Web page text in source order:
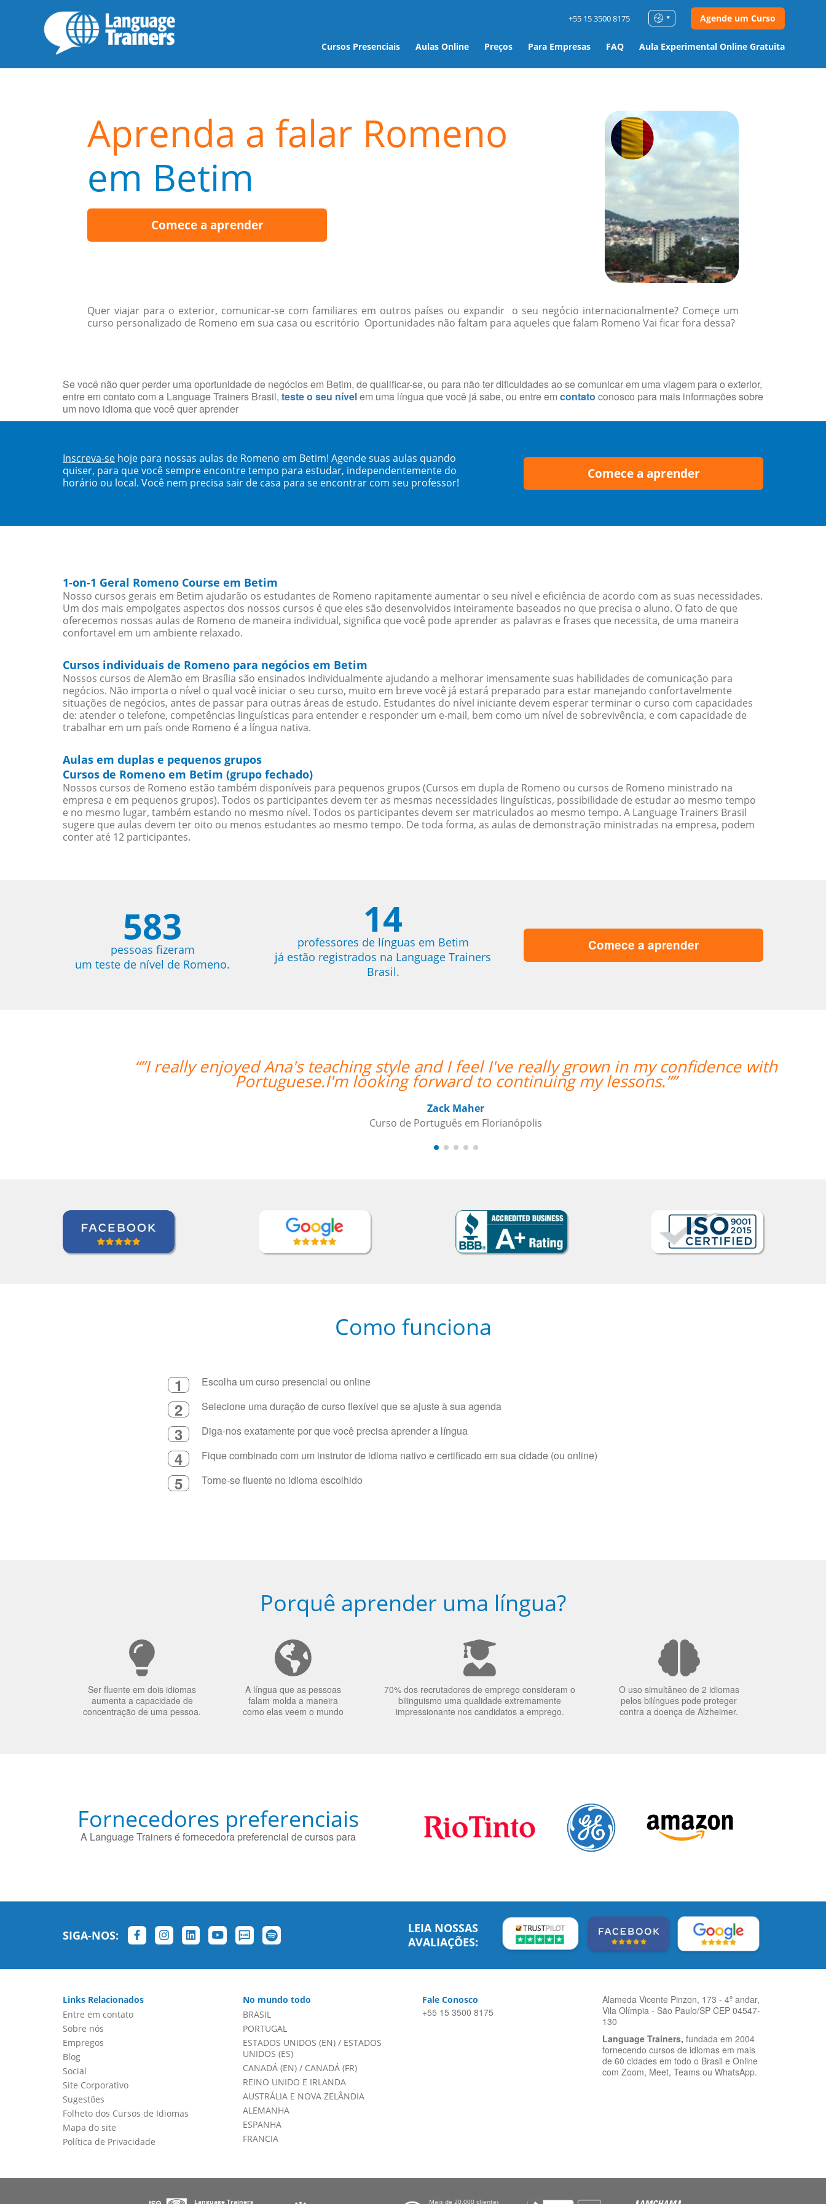
Cursos Presenciais Aulas Online Preços Para Empresas FAQ Aula Experimental Online Gratuita
+55 15 3500 8175 Agende um Curso
Aprenda a falar Romeno
em Betim
Comece a aprender
Quer viajar para o exterior, comunicar-se com familiares em outros países ou expandir o seu negócio internacionalmente? Começe um
curso personalizado de Romeno em sua casa ou escritório Oportunidades não faltam para aqueles que falam Romeno Vai ficar fora dessa?
Se você não quer perder uma oportunidade de negócios em Betim, de qualificar-se, ou para não ter dificuldades ao se comunicar em uma viagem para o exterior,
entre em contato com a Language Trainers Brasil, teste o seu nívelem uma língua que você já sabe, ou entre em contato conosco para mais informações sobre
um novo idioma que você quer aprender
Inscreva-se hoje para nossas aulas de Romeno em Betim! Agende suas aulas quando
quiser, para que você sempre encontre tempo para estudar, independentemente do
horário ou local. Você nem precisa sair de casa para se encontrar com seu professor!
Comece a aprender
1-on-1 Geral Romeno Course em Betim
Nosso cursos gerais em Betim ajudarão os estudantes de Romeno rapitamente aumentar o seu nível e eficiência de acordo com as suas necessidades.
Um dos mais empolgates aspectos dos nossos cursos é que eles são desenvolvidos inteiramente baseados no que precisa o aluno. O fato de que
oferecemos nossas aulas de Romeno de maneira individual, significa que você pode aprender as palavras e frases que necessita, de uma maneira
confortavel em um ambiente relaxado.
Cursos individuais de Romeno para negócios em Betim
Nossos cursos de Alemão em Brasília são ensinados individualmente ajudando a melhorar imensamente suas habilidades de comunicação para
negócios. Não importa o nível o qual você iniciar o seu curso, muito em breve você já estará preparado para estar manejando confortavelmente
situações de negócios, antes de passar para outras áreas de estudo. Estudantes do nível iniciante devem esperar terminar o curso com capacidades
de: atender o telefone, competências linguísticas para entender e responder um e-mail, bem como um nível de sobrevivência, e com capacidade de
trabalhar em um país onde Romeno é a língua nativa.
Aulas em duplas e pequenos grupos
Cursos de Romeno em Betim (grupo fechado)
Nossos cursos de Romeno estão também disponíveis para pequenos grupos (Cursos em dupla de Romeno ou cursos de Romeno ministrado na
empresa e em pequenos grupos). Todos os participantes devem ter as mesmas necessidades linguísticas, possibilidade de estudar ao mesmo tempo
e no mesmo lugar, também estando no mesmo nível. Todos os participantes devem ser matriculados ao mesmo tempo. A Language Trainers Brasil
sugere que aulas devem ter oito ou menos estudantes ao mesmo tempo. De toda forma, as aulas de demonstração ministradas na empresa, podem
conter até 12 participantes.
583
pessoas fizeram
um teste de nível de Romeno.
14
professores de línguas em Betim
já estão registrados na Language Trainers
Brasil.
Comece a aprender
teaching style and I feel I've really grown in my confidence with
looking forward to continuing my lessons.””
“” Destaco o trabalho do
Como funciona
1 Escolha um curso presencial ou online
2 Selecione uma duração de curso flexível que se ajuste à sua agenda
3 Diga-nos exatamente por que você precisa aprender a língua
4 Fique combinado com um instrutor de idioma nativo e certificado em sua cidade (ou online)
5 Torne-se fluente no idioma escolhido
Porquê aprender uma língua?
Ser fluente em dois idiomas
aumenta a capacidade de
concentração de uma pessoa.
A língua que as pessoas
falam molda a maneira
como elas veem o mundo
70% dos recrutadores de emprego consideram o
bilinguismo uma qualidade extremamente
impressionante nos candidatos a emprego.
O uso simultâneo de 2 idiomas
pelos bilíngues pode proteger
contra a doença de Alzheimer.
Fornecedores preferenciais
A Language Trainers é fornecedora preferencial de cursos para
SIGA-NOS:
LEIA NOSSAS
AVALIAÇÕES:
Links Relacionados
Entre em contato
Sobre nós
Empregos
Blog
Social
Site Corporativo
Sugestões
Folheto dos Cursos de Idiomas
Mapa do site
Política de Privacidade
No mundo todo
BRASIL
PORTUGAL
ESTADOS UNIDOS (EN)/ ESTADOS
UNIDOS (ES)
CANADÁ (EN)/ CANADÁ (FR)
REINO UNIDO E IRLANDA
AUSTRÁLIA E NOVA ZELÂNDIA
ALEMANHA
ESPANHA
FRANCIA
Fale Conosco
+55 15 3500 8175
Alameda Vicente Pinzon, 173 - 4º andar,
Vila Olímpia - São Paulo/SP CEP 04547-
130
Language Trainers, fundada em 2004
fornecendo cursos de idiomas em mais
de 60 cidades em todo o Brasil e Online
com Zoom, Meet, Teams ou WhatsApp.